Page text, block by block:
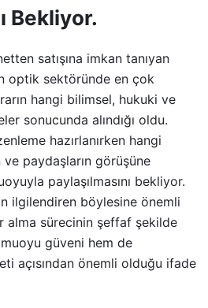
Bekliyor.
satışına imkan tanıyan
optik sektöründe en çok
hangi bilimsel, hukuki ve
sonucunda alındığı oldu.
hazırlanırken hangi
ve paydaşların görüşüne
paylaşılmasını bekliyor.
ilgilendiren böylesine önemli
alma sürecinin şeffaf şekilde
güveni hem de
açısından önemli olduğu ifade